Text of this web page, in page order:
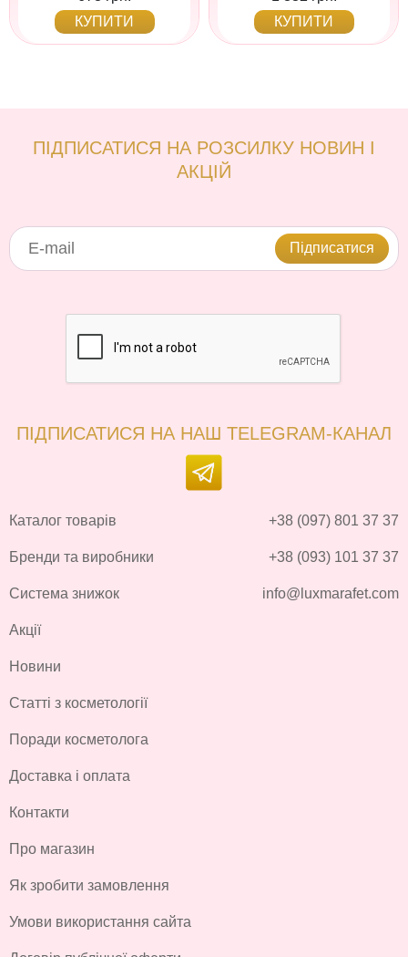
КУПИТИ
КУПИТИ
ПІДПИСАТИСЯ НА РОЗСИЛКУ НОВИН І
АКЦІЙ
Підписатися
ПІДПИСАТИСЯ НА НАШ TELEGRAM-КАНАЛ
Каталог товарів
Бренди та виробники
Система знижок
Акції
Новини
Статті з косметології
Поради косметолога
Доставка і оплата
Контакти
Про магазин
Як зробити замовлення
Умови використання сайта
+38 (097) 801 37 37
+38 (093) 101 37 37
info@luxmarafet.com